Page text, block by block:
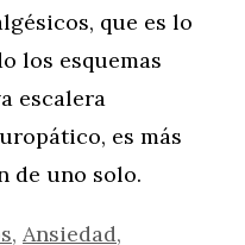
que es lo
los esquemas
escalera
es más
de uno solo.
, Ansiedad,